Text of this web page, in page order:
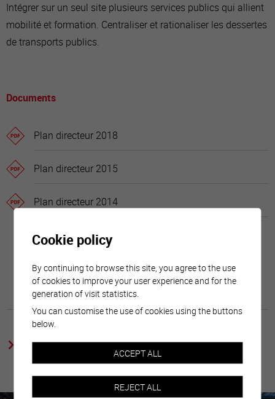
Intégrer sur un seul site plusieurs services publics qui allient
mobilité et formation. Centraliser et rationaliser les dessertes
de transports publics.
Documents
Plan directeur 2018
Plan directeur 2015
Plan directeur 2014
Deuxième étape du projet, laprolongation de la
passerellejusqu'au centre-ville.
Cookie policy
By continuing to browse this site, you agree to the use
of cookies to improve your user experience and for the
generation of visit statistics.
You can customise the use of cookies using the buttons
below.
ACCEPT ALL
REJECT ALL